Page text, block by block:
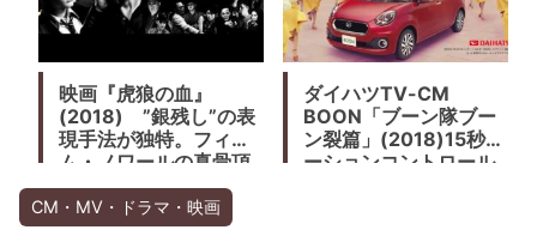
映画『虎狼の血』
(2018) ”銀残し”の表
現手法が独特。フィル
ム・ノワールの真骨頂
に血が騒ぐ
ダイハツTV-CM
BOON「ブーン隊ブー
ン裂篇」(2018)15秒モ
ーションコントロール
CM・MV・ドラマ・映画